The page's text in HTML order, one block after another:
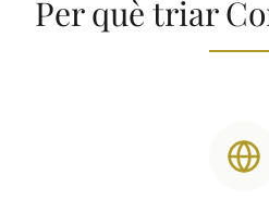
Per què triar